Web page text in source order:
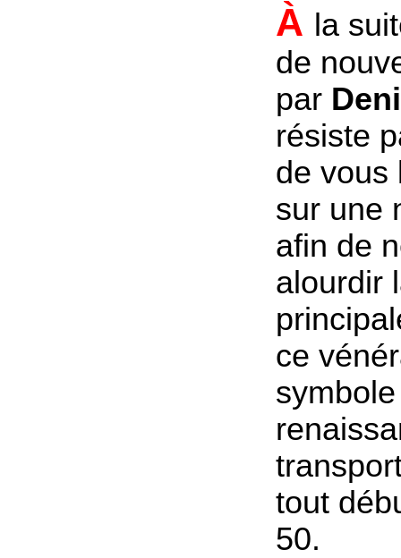
À la
de
par
résiste
de vous
sur une
afin de
alourdir
ce
tout
50.